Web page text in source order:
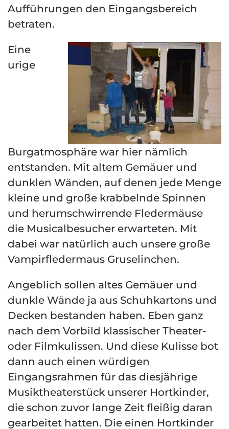
Aufführungen den Eingangsbereich
betraten.
Eine
urige
Burgatmosphäre war hier nämlich
entstanden. Mit altem Gemäuer und
dunklen Wänden, auf denen jede Menge
kleine und große krabbelnde Spinnen
und herumschwirrende Fledermäuse
die Musicalbesucher erwarteten. Mit
dabei war natürlich auch unsere große
Vampirfledermaus Gruselinchen.
Angeblich sollen altes Gemäuer und
dunkle Wände ja aus Schuhkartons und
Decken bestanden haben. Eben ganz
nach dem Vorbild klassischer Theater-
oder Filmkulissen. Und diese Kulisse bot
dann auch einen würdigen
Eingangsrahmen für das diesjährige
Musiktheaterstück unserer Hortkinder,
die schon zuvor lange Zeit fleißig daran
gearbeitet hatten. Die einen Hortkinder